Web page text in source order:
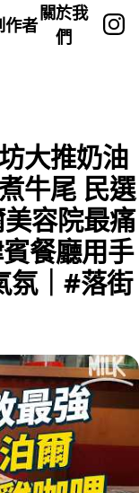
作者
關於我
們
大推奶油
牛尾 民選
容院最痛
餐廳用手
氛｜#落街